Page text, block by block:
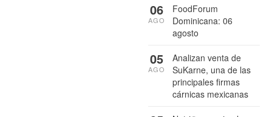
FoodForum
Dominicana: 06
agosto
06
AGO
Analizan venta de
SuKarne, una de las
principales firmas
cárnicas mexicanas
05
AGO